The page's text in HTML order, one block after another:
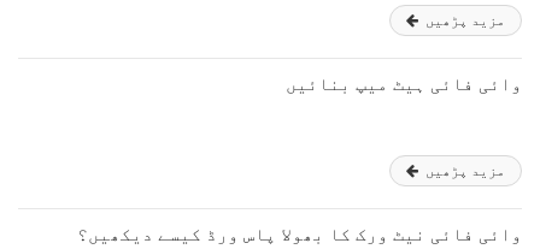
مزید پڑھیں
وائی فائی ہیٹ میپ بنائیں
مزید پڑھیں
وائی فائی نیٹ ورک کا بھولا پاس ورڈ کیسے دیکھیں؟